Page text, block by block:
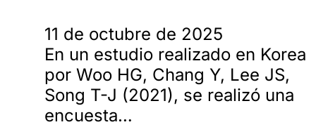
11 de octubre de 2025
En un estudio realizado en Korea
por Woo HG, Chang Y, Lee JS,
Song T-J (2021), se realizó una
encuesta…